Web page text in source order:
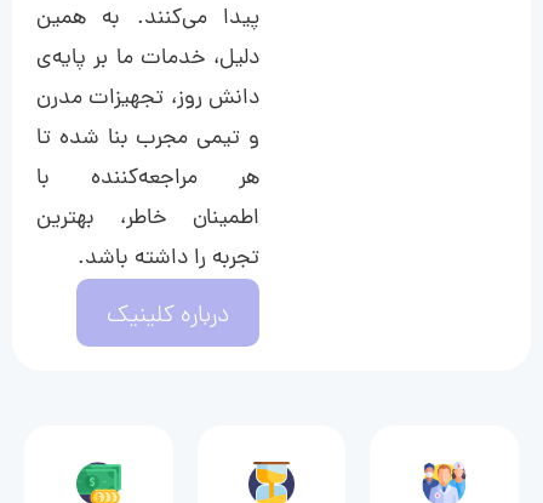
پیدا می‌کنند. به همین
دلیل، خدمات ما بر پایه‌ی
دانش روز، تجهیزات مدرن
و تیمی مجرب بنا شده تا
هر مراجعه‌کننده با
اطمینان خاطر، بهترین
تجربه را داشته باشد.
درباره کلینیک